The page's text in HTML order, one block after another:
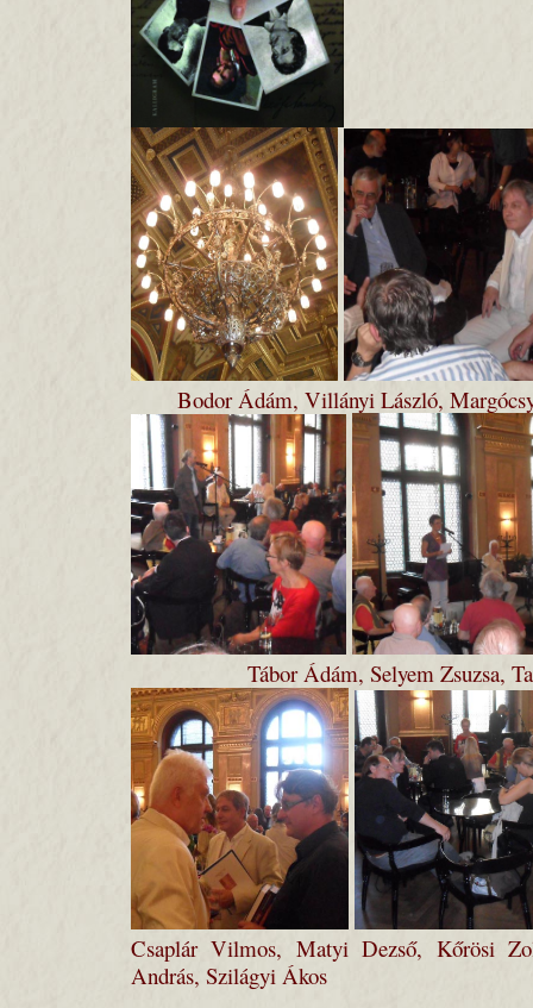
Bodor Ádám, Villányi László,
Tábor Ádám, Selyem Zsuzsa,
Csaplár Vilmos, Matyi Dezső, Kőrösi
András, Szilágyi Ákos